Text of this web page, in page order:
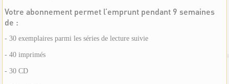
Votre abonnement permet l’emprunt pendant 9 semaines
de :
- 30 exemplaires parmi les séries de lecture suivie
- 40 imprimés
- 30 CD